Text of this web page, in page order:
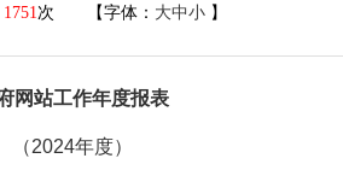
1751次 【字体： 大中小 】
网站工作年度报表
（2024年度）